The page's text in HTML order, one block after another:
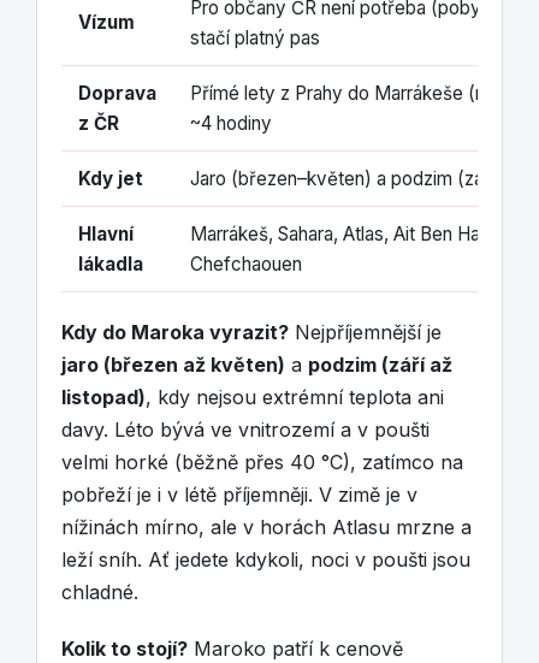
Vízum
Pro občany ČR není potřeba (pobyt do
stačí platný pas
Doprava
z ČR
Přímé lety z Prahy do Marrákeše (např.
~4 hodiny
Kdy jet Jaro (březen–květen) a podzim
Hlavní
lákadla
Marrákeš, Sahara, Atlas, Ait Ben Haddou,
Chefchaouen
Kdy do Maroka vyrazit? Nejpříjemnější je
jaro (březen až květen) a podzim (září až
listopad), kdy nejsou extrémní teplota ani
davy. Léto bývá ve vnitrozemí a v poušti
velmi horké (běžně přes 40 °C), zatímco na
pobřeží je i v létě příjemněji. V zimě je v
nížinách mírno, ale v horách Atlasu mrzne a
leží sníh. Ať jedete kdykoli, noci v poušti jsou
chladné.
Kolik to stojí? Maroko patří k cenově